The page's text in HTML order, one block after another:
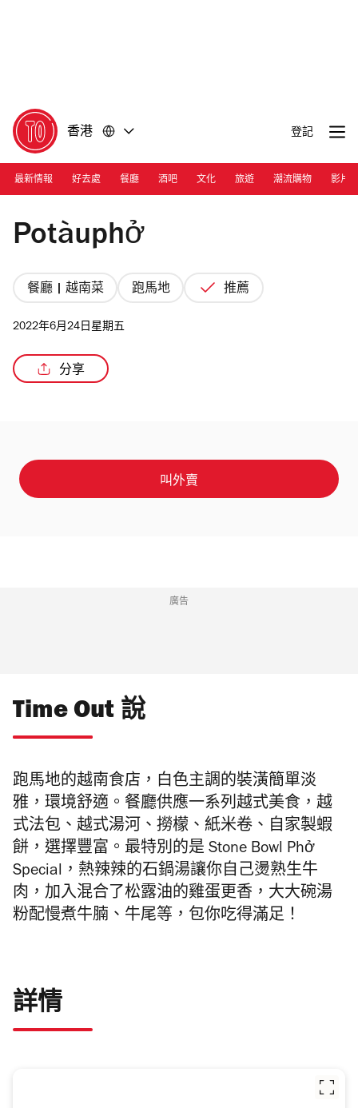
香港 登記
最新情報 好去處 餐廳 酒吧 文化 旅遊 潮流購物 影片
Photograph: Courtesy Potàuphở
Potàuphở
餐廳 | 越南菜 跑馬地 推薦
2022年6月24日星期五
分享
叫外賣
廣告
Time Out 說
跑馬地的越南食店，白色主調的裝潢簡單淡
雅，環境舒適。餐廳供應一系列越式美食，越
式法包、越式湯河、撈檬、紙米卷、自家製蝦
餅，選擇豐富。最特別的是 Stone Bowl Phở
Special，熱辣辣的石鍋湯讓你自己燙熟生牛
肉，加入混合了松露油的雞蛋更香，大大碗湯
粉配慢煮牛腩、牛尾等，包你吃得滿足！
詳情